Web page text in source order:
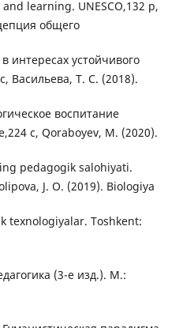
learning. UNESCO,132 p,
общего
интересах устойчивого
Васильева, Т. С. (2018).
воспитание
с, Qoraboyev, M. (2020).
pedagogik salohiyati.
J. O. (2019). Biologiya
texnologiyalar. Toshkent:
(3-е изд.). М.: